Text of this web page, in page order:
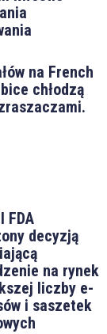
na French
chłodzą
FDA
decyzją
na rynek
liczby e-
i saszetek